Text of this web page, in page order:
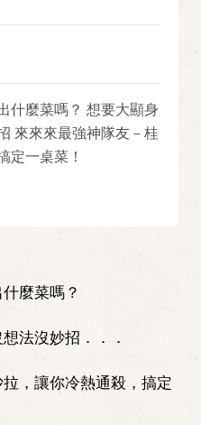
什麼菜嗎？ 想要大顯身
來來來最強神隊友－桂
定一桌菜！
麼菜嗎？
法沒妙招．．．
，讓你冷熱通殺，搞定